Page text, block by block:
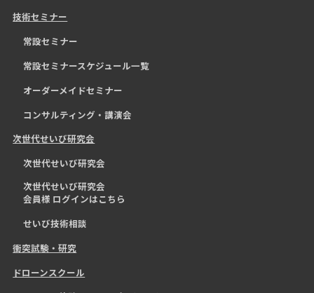
技術セミナー
常設セミナー
常設セミナースケジュール一覧
オーダーメイドセミナー
コンサルティング・講演会
次世代せいび研究会
次世代せいび研究会
次世代せいび研究会
会員様 ログインはこちら
せいび技術相談
衝突試験・研究
ドローンスクール